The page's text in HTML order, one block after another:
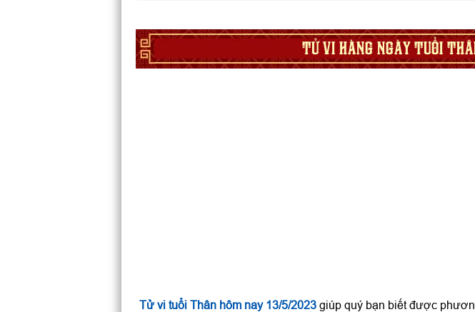
TỬ VI HÀNG NGÀY TUỔI
Tử vi tuổi Thân hôm nay 13/5/2023giúp quý bạn biết được